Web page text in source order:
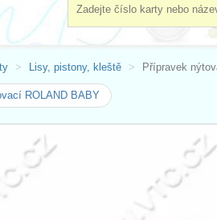
Lisy, pistony, kleště Přípravek
ROLAND BABY